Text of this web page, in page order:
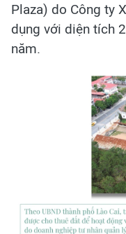
Plaza) do Công ty
dụng với diện tích
năm.